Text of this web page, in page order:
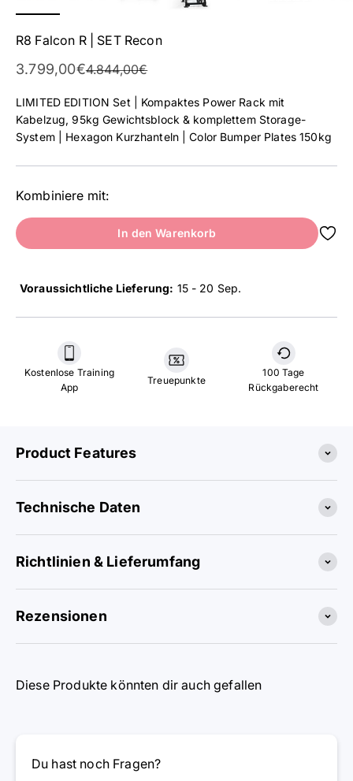
R8 Falcon R | SET Recon
Angebot
3.799,00€Regulärer Preis
4.844,00€
LIMITED EDITION Set | Kompaktes Power Rack mit
Kabelzug, 95kg Gewichtsblock & komplettem Storage-
System | Hexagon Kurzhanteln | Color Bumper Plates 150kg
Kombiniere mit:
In den Warenkorb
Voraussichtliche Lieferung: 15 - 20 Sep.
Kostenlose Training
App
Treuepunkte
100 Tage
Rückgaberecht
Product Features
Technische Daten
Richtlinien & Lieferumfang
Rezensionen
Diese Produkte könnten dir auch gefallen
Du hast noch Fragen?